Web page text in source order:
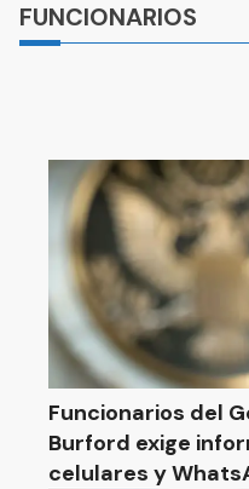
FUNCIONARIOS
Funcionarios del
Burford exige
celulares y